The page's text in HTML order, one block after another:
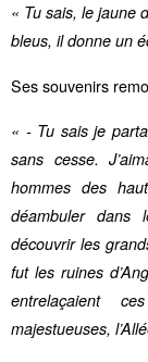
« Tu sais, le jaune
bleus, il donne un
Ses souvenirs
« - Tu sais je
sans cesse.
hommes des
déambuler
découvrir les
fut les ruines
entrelaçaient
majestueuses,